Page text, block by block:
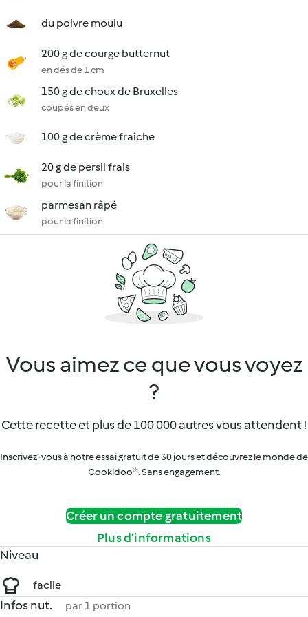
du poivre moulu
200 g de courge butternut
en dés de 1 cm
150 g de choux de Bruxelles
coupés en deux
100 g de crème fraîche
20 g de persil frais
pour la finition
parmesan râpé
pour la finition
Vous aimez ce que vous voyez
?
Cette recette et plus de 100 000 autres vous attendent !
Inscrivez-vous à notre essai gratuit de 30 jours et découvrez le monde de
Cookidoo®. Sans engagement.
Créer un compte gratuitement
Plus d’informations
Niveau
facile
Infos nut. par 1 portion